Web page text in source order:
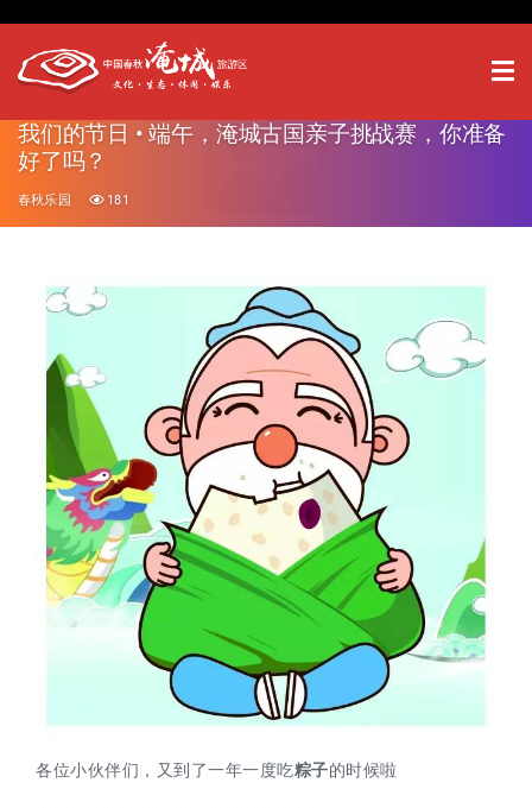
我们的节日 • 端午，淹城古国亲子挑战赛，你准备
好了吗？
春秋乐园 181
各位小伙伴们，又到了一年一度吃粽子的时候啦